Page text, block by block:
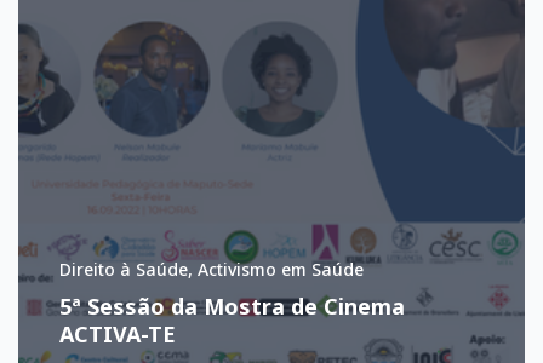
Direito à Saúde, Activismo em Saúde
5ª Sessão da Mostra de Cinema
ACTIVA-TE